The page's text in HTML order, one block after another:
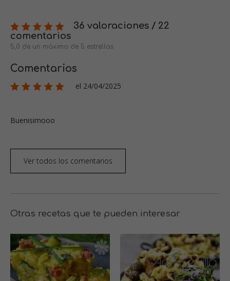
36 valoraciones / 22
comentarios
5,0 de un máximo de 5 estrellas
Comentarios
el 24/04/2025
Buenisimooo
Ver todos los comentarios
Otras recetas que te pueden interesar